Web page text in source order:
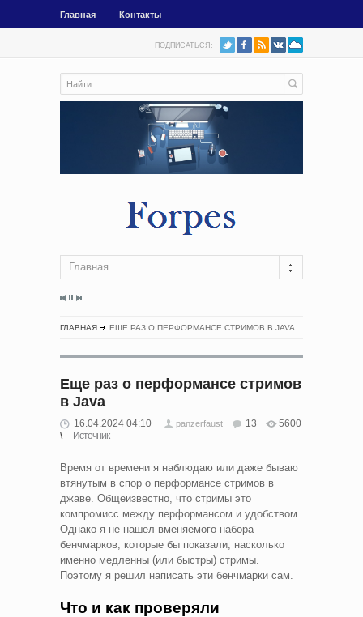
Главная Контакты
ПОДПИСАТЬСЯ:
Главная
ГЛАВНАЯ ЕЩЕ РАЗ О ПЕРФОРМАНСЕ СТРИМОВ В JAVA
Еще раз о перформансе стримов
в Java
16.04.2024 04:10 panzerfaust 13
5600
Источник
Время от времени я наблюдаю или даже бываю
втянутым в спор о перформансе стримов в
джаве. Общеизвестно, что стримы это
компромисс между перформансом и удобством.
Однако я не нашел вменяемого набора
бенчмарков, которые бы показали, насколько
именно медленны (или быстры) стримы.
Поэтому я решил написать эти бенчмарки сам.
Что и как проверяли